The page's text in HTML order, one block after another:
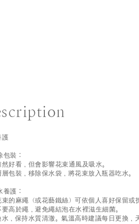
護
包裝：
好看，但會影響花束通風及吸水。
包裝，移除保水袋，將花束放入瓶器吃水。
養護：
束的麻繩（或花藝鐵絲）可依個人喜好保留或
要高於繩，避免繩結泡在水裡滋生細菌。
，保持水質清澈。氣溫高時建議每日更換，